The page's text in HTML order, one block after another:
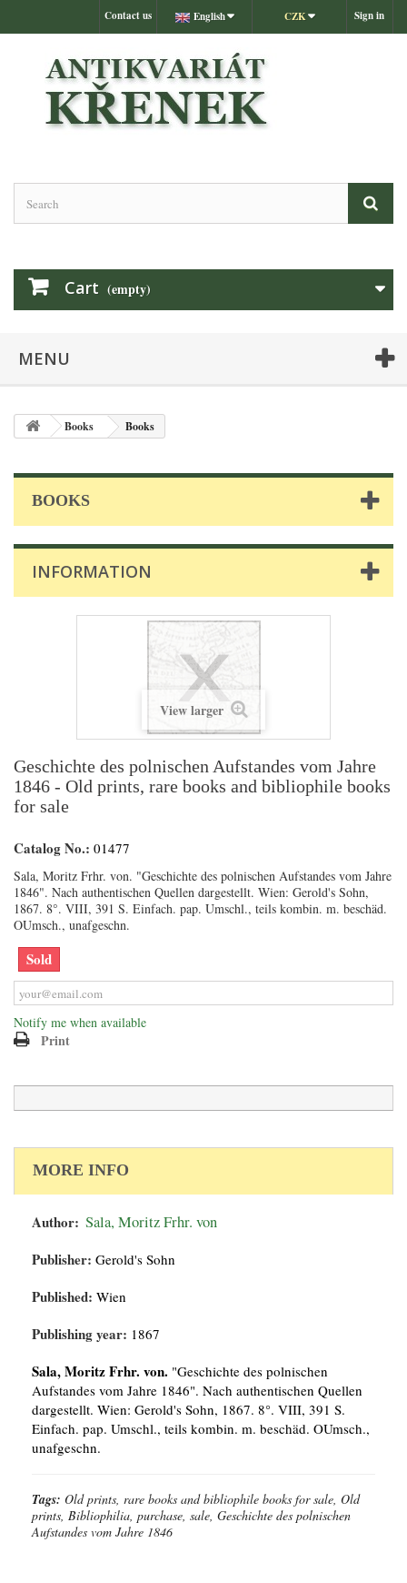
Sign in
CZK
English
Contact us
Cart (empty)
MENU
Books Books
BOOKS
INFORMATION
View larger
Geschichte des polnischen Aufstandes vom Jahre
1846 - Old prints, rare books and bibliophile books
for sale
Catalog No.: 01477
Sala, Moritz Frhr. von. "Geschichte des polnischen Aufstandes vom Jahre
1846". Nach authentischen Quellen dargestellt. Wien: Gerold's Sohn,
1867. 8°. VIII, 391 S. Einfach. pap. Umschl., teils kombin. m. beschäd.
OUmsch., unafgeschn.
Sold
Notify me when available
Print
MORE INFO
Author: Sala, Moritz Frhr. von
Publisher: Gerold's Sohn
Published: Wien
Publishing year: 1867
Sala, Moritz Frhr. von. "Geschichte des polnischen
Aufstandes vom Jahre 1846". Nach authentischen Quellen
dargestellt. Wien: Gerold's Sohn, 1867. 8°. VIII, 391 S.
Einfach. pap. Umschl., teils kombin. m. beschäd. OUmsch.,
unafgeschn.
Tags: Old prints, rare books and bibliophile books for sale, Old
prints, Bibliophilia, purchase, sale, Geschichte des polnischen
Aufstandes vom Jahre 1846